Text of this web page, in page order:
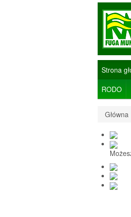
Strona
RODO
Główna